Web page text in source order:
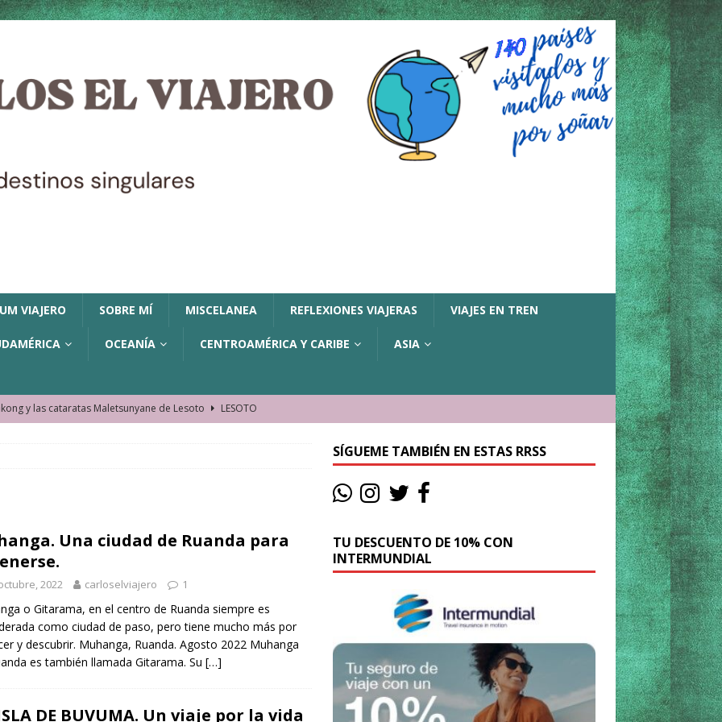
VIAJERO SOBRE MÍ MISCELANEA REFLEXIONES VIAJERAS VIAJES EN TREN
OCEANÍA CENTROAMÉRICA Y CARIBE ASIA
y las cataratas Maletsunyane de Lesoto
LESOTO
La historia de la misteriosa avioneta de la playa
JAMAICA
El barrio más castizo de Malabo GUINEA ECUATORIAL
Una ciudad de Ruanda para
2022 carloselviajero 1
o Gitarama, en el centro de Ruanda siempre es
como ciudad de paso, pero tiene mucho más por
y descubrir. Muhanga, Ruanda. Agosto 2022 Muhanga
es también llamada Gitarama. Su […]
DE BUVUMA. Un viaje por la vida
SÍGUEME TAMBIÉN EN ESTAS RRSS
TU DESCUENTO DE 10% CON
INTERMUNDIAL